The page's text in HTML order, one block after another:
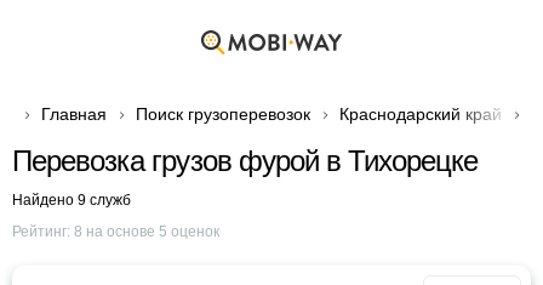
Главная Поиск грузоперевозок Краснодарский край
Перевозка грузов фурой в Тихорецке
Найдено 9 служб
Рейтинг: 8 на основе 5 оценок